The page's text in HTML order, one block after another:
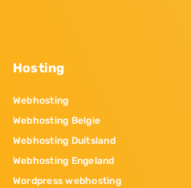
Hosting
Webhosting
Webhosting Belgie
Webhosting Duitsland
Webhosting Engeland
Wordpress webhosting